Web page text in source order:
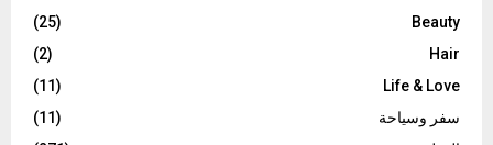
Beauty
(25)
Hair
(2)
Life & Love
(11)
سفر وسياحة
(11)